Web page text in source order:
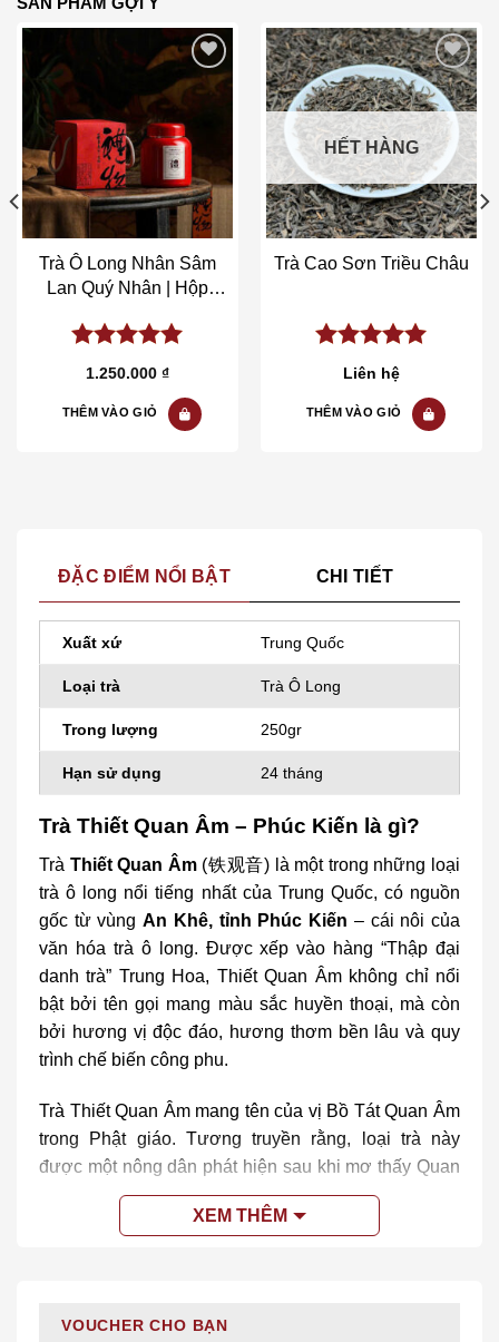
Add to wishlist
Trà Ô Long Nhân Sâm
Lan Quý Nhân | Hộp
5.00out of
1.250.000 ₫
THÊM VÀO GIỎ
Add to wishlist
HẾT HÀNG
Trà Cao Sơn Triều Châu
5.00 out of
Liên hệ
THÊM VÀO GIỎ
ĐẶC ĐIỂM NỔI BẬT CHI TIẾT
Xuất xứ Trung Quốc
Loại trà Trà Ô Long
Trong lượng 250gr
Hạn sử dụng 24 tháng
Trà Thiết Quan Âm – Phúc Kiến là gì?
Trà Thiết Quan Âm(铁观音) là một trong những loại
trà ô long nổi tiếng nhất của Trung Quốc, có nguồn
gốc từ vùngAn Khê, tỉnh Phúc Kiến – cái nôi của
văn hóa trà ô long. Được xếp vào hàng “Thập đại
danh trà” Trung Hoa, Thiết Quan Âm không chỉ nổi
bật bởi tên gọi mang màu sắc huyền thoại, mà còn
bởi hương vị độc đáo, hương thơm bền lâu và quy
trình chế biến công phu.
Trà Thiết Quan Âm mang tên của vị Bồ Tát Quan Âm
trong Phật giáo. Tương truyền rằng, loại trà này
được một nông dân phát hiện sau khi mơ thấy Quan
Âm chỉ dẫn. Vì vậy, trà không chỉ mang giá trị vật chất
mà còn gắn liền với yếu tố tâm linh và văn hóa sâu
các công đoạn: làm héo, nhào xoắn, lên men, sao
XEM THÊM
VOUCHER CHO BẠN